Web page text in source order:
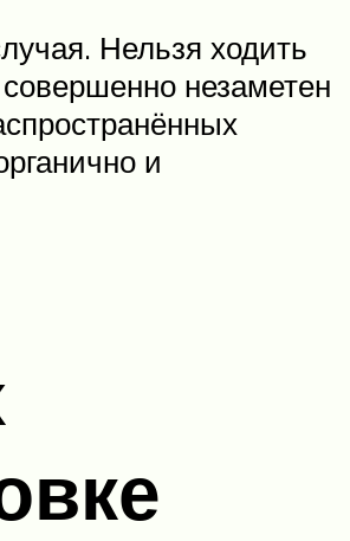
Нельзя ходить
незаметен
и